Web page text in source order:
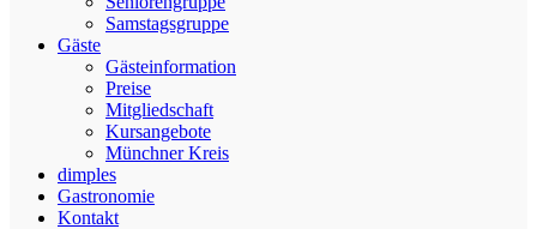
Samstagsgruppe
Gäste
Gästeinformation
Preise
Mitgliedschaft
Kursangebote
Münchner Kreis
dimples
Gastronomie
Kontakt